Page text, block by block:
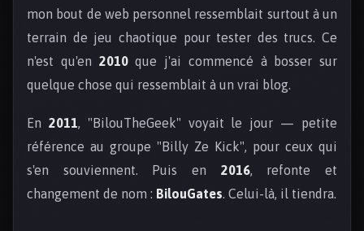
mon bout de web personnel ressemblait surtout à un
terrain de jeu chaotique pour tester des trucs. Ce
n'est qu'en 2010que j'ai commencé à bosser sur
quelque chose qui ressemblait à un vrai blog.
En 2011, "BilouTheGeek" voyait le jour — petite
référence au groupe "Billy Ze Kick", pour ceux qui
s'en souviennent. Puis en 2016, refonte et
changement de nom : BilouGates. Celui-là, il tiendra.